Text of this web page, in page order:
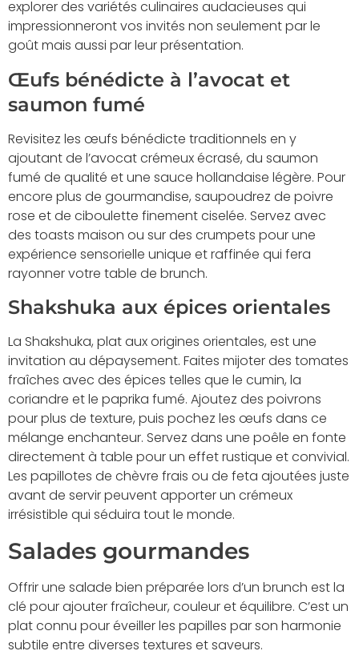
explorer des variétés culinaires audacieuses qui
impressionneront vos invités non seulement par le
goût mais aussi par leur présentation.
Œufs bénédicte à l’avocat et
saumon fumé
Revisitez les œufs bénédicte traditionnels en y
ajoutant de l’avocat crémeux écrasé, du saumon
fumé de qualité et une sauce hollandaise légère. Pour
encore plus de gourmandise, saupoudrez de poivre
rose et de ciboulette finement ciselée. Servez avec
des toasts maison ou sur des crumpets pour une
expérience sensorielle unique et raffinée qui fera
rayonner votre table de brunch.
Shakshuka aux épices orientales
La Shakshuka, plat aux origines orientales, est une
invitation au dépaysement. Faites mijoter des tomates
fraîches avec des épices telles que le cumin, la
coriandre et le paprika fumé. Ajoutez des poivrons
pour plus de texture, puis pochez les œufs dans ce
mélange enchanteur. Servez dans une poêle en fonte
directement à table pour un effet rustique et convivial.
Les papillotes de chèvre frais ou de feta ajoutées juste
avant de servir peuvent apporter un crémeux
irrésistible qui séduira tout le monde.
Salades gourmandes
Offrir une salade bien préparée lors d’un brunch est la
clé pour ajouter fraîcheur, couleur et équilibre. C’est un
plat connu pour éveiller les papilles par son harmonie
subtile entre diverses textures et saveurs.